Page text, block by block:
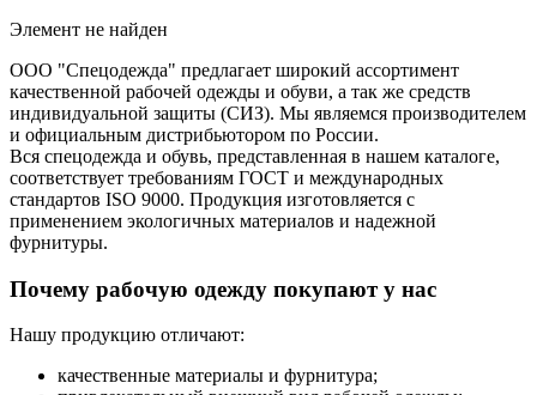
Элемент не найден
ООО "Спецодежда" предлагает широкий ассортимент
качественной рабочей одежды и обуви, а так же средств
индивидуальной защиты (СИЗ). Мы являемся производителем
и официальным дистрибьютором по России.
Вся спецодежда и обувь, представленная в нашем каталоге,
соответствует требованиям ГОСТ и международных
стандартов ISO 9000. Продукция изготовляется с
применением экологичных материалов и надежной
фурнитуры.
Почему рабочую одежду покупают у нас
Нашу продукцию отличают:
качественные материалы и фурнитура;